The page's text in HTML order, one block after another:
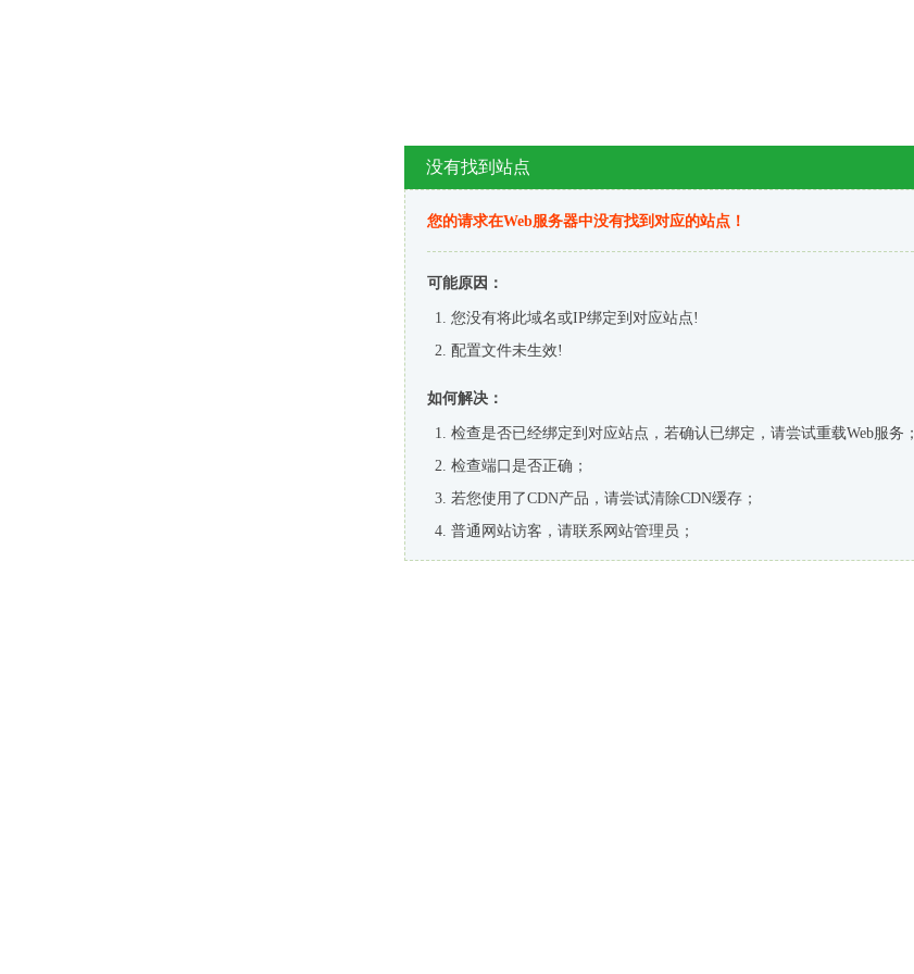
没有找到站点
您的请求在Web服务器中没有找到对应的站点！
可能原因：
您没有将此域名或IP绑定到对应站点!
配置文件未生效!
如何解决：
检查是否已经绑定到对应站点，若确认已绑定，请尝试重载Web服务；
检查端口是否正确；
若您使用了CDN产品，请尝试清除CDN缓存；
普通网站访客，请联系网站管理员；